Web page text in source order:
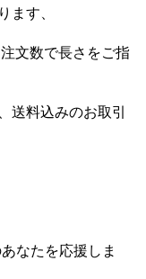
ます、
文数で長さをご指
送料込みのお取引
なたを応援しま